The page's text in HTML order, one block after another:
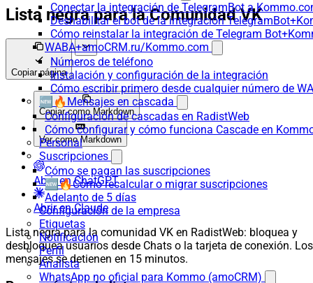
Conectar la integración de TelegramBot a
Deshabilitar el bot de la integración
Cómo reinstalar la integración de Telegram
WABA+amoCRM.ru/Kommo.com
Números de teléfono
Instalación y configuración de la integración
Cómo escribir primero desde cualquier número de
🆕🔥Mensajes en cascada
Configuración de cascadas en RadistWeb
Cómo configurar y cómo funciona Cascade en
Personal
Suscripciones
Cómo se pagan las suscripciones
🆕🔥Cómo recalcular o migrar suscripciones
Adelanto de 5 días
Configuración de la empresa
Etiquetas
Notificación
Perfil
Analista
WhatsApp no oficial para Kommo (amoCRM)
Lista negra para la Comunidad VK
Copiar página
Copiar como Markdown
Ver como Markdown
Abrir en ChatGPT
Abrir en Claude
Lista negra para la comunidad VK en RadistWeb: bloquea y
desbloquea usuarios desde Chats o la tarjeta de conexión. Los
mensajes se detienen en 15 minutos.